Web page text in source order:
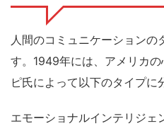
人間のコミュニケーションの
す。1949年には、アメリカ
ピ氏によって以下のタイプに
エモーショナルインテリジェ